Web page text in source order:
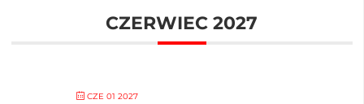
CZERWIEC 2027
CZE 01 2027